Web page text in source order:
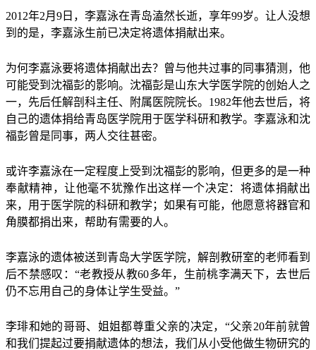
2012年2月9日，李嘉泳在青岛溘然长逝，享年99岁。让人没想
到的是，李嘉泳生前已决定将遗体捐献出来。
为何李嘉泳要将遗体捐献出去？曾与他共过事的同事猜测，他
可能受到沈福彭的影响。沈福彭是山东大学医学院的创始人之
一，先后任解剖科主任、附属医院院长。1982年他去世后，将
自己的遗体捐给青岛医学院用于医学科研和教学。李嘉泳和沈
福彭曾是同事，两人交往甚密。
或许李嘉泳在一定程度上受到沈福彭的影响，但更多的是一种
奉献精神，让他毫不犹豫作出这样一个决定：将遗体捐献出
来，用于医学院的科研和教学；如果有可能，他愿意将器官和
角膜都捐出来，帮助有需要的人。
李嘉泳的遗体被送到青岛大学医学院，解剖教研室的老师看到
后不禁感叹：“老教授从教60多年，生前桃李满天下，去世后
仍不忘用自己的身体让学生受益。”
李琲和她的哥哥、姐姐都尊重父亲的决定，“父亲20年前就曾
和我们提起过要捐献遗体的想法，我们从小受他做生物研究的